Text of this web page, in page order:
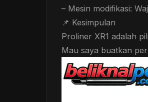
– Mesin modifikasi:
📌 Kesimpulan
Proliner XR1 adalah
Mau saya buatkan